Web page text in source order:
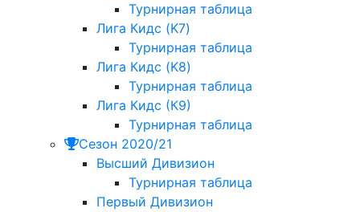
Турнирная таблица
Лига Кидс (K7)
Турнирная таблица
Лига Кидс (K8)
Турнирная таблица
Лига Кидс (К9)
Турнирная таблица
Сезон 2020/21
Высший Дивизион
Турнирная таблица
Первый Дивизион